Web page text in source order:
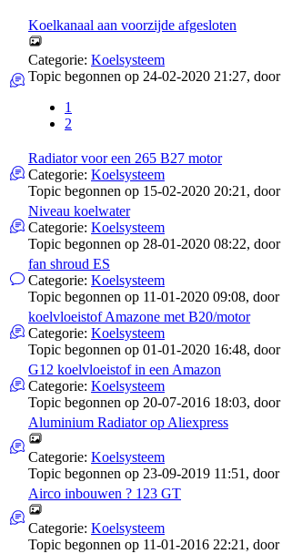
Koelkanaal aan voorzijde afgesloten
Categorie: Koelsysteem
Topic begonnen op 24-02-2020 21:27, door
1
2
Radiator voor een 265 B27 motor
Categorie: Koelsysteem
Topic begonnen op 15-02-2020 20:21, door
Niveau koelwater
Categorie: Koelsysteem
Topic begonnen op 28-01-2020 08:22, door
fan shroud ES
Categorie: Koelsysteem
Topic begonnen op 11-01-2020 09:08, door
koelvloeistof Amazone met B20/motor
Categorie: Koelsysteem
Topic begonnen op 01-01-2020 16:48, door
G12 koelvloeistof in een Amazon
Categorie: Koelsysteem
Topic begonnen op 20-07-2016 18:03, door
Aluminium Radiator op Aliexpress
Categorie: Koelsysteem
Topic begonnen op 23-09-2019 11:51, door
Airco inbouwen ? 123 GT
Categorie: Koelsysteem
Topic begonnen op 11-01-2016 22:21, door